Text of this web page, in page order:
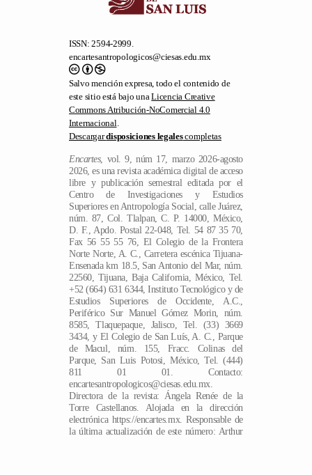
ISSN: 2594-2999.
encartesantropologicos@ciesas.edu.mx
Salvo mención expresa, todo el contenido de
este sitio está bajo unaLicencia Creative
Commons Atribución-NoComercial 4.0
Internacional
Descargardisposiciones legalescompletas
Encartes, vol. 9, núm 17, marzo 2026-agosto
2026, es una revista académica digital de acceso
libre y publicación semestral editada por el
Centro de Investigaciones y Estudios
Superiores en Antropología Social, calle Juárez,
núm. 87, Col. Tlalpan, C. P. 14000, México,
D. F., Apdo. Postal 22-048, Tel. 54 87 35 70,
Fax 56 55 55 76, El Colegio de la Frontera
Norte Norte, A. C., Carretera escénica Tijuana-
Ensenada km 18.5, San Antonio del Mar, núm.
22560, Tijuana, Baja California, México, Tel.
+52 (664) 631 6344, Instituto Tecnológico y de
Estudios Superiores de Occidente, A.C.,
Periférico Sur Manuel Gómez Morin, núm.
8585, Tlaquepaque, Jalisco, Tel. (33) 3669
3434, y El Colegio de San Luís, A. C., Parque
de Macul, núm. 155, Fracc. Colinas del
Parque, San Luis Potosi, México, Tel. (444)
811 01 01. Contacto:
encartesantropologicos@ciesas.edu.mx.
Directora de la revista: Ángela Renée de la
Torre Castellanos. Alojada en la dirección
electrónica https://encartes.mx. Responsable de
la última actualización de este número: Arthur